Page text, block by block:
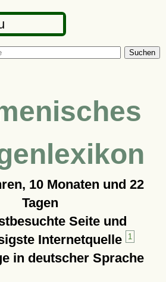
Suchen
10 Monaten und 22
Tagen
Seite und
Internetquelle
1
in deutscher Sprache